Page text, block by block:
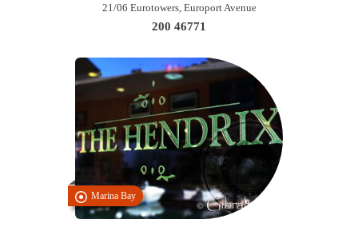
21/06 Eurotowers, Europort Avenue
200 46771
Marina Bay